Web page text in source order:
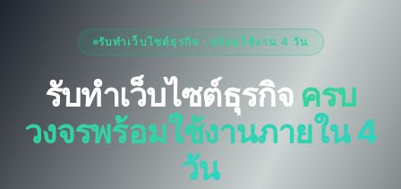
BETA
ช่วยเหลือ
รับทำเว็บไซต์ธุรกิจ · พร้อมใช้งาน 4 วัน
รับทำเว็บไซต์ธุรกิจ ครบ
วงจรพร้อมใช้งานภายใน 4
วัน